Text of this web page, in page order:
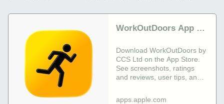
‎WorkOutDoors App -
Download WorkOutDoors by
CCS Ltd on the App Store.
See screenshots, ratings
and reviews, user tips, and
WorkOutDoors.
apps.apple.com